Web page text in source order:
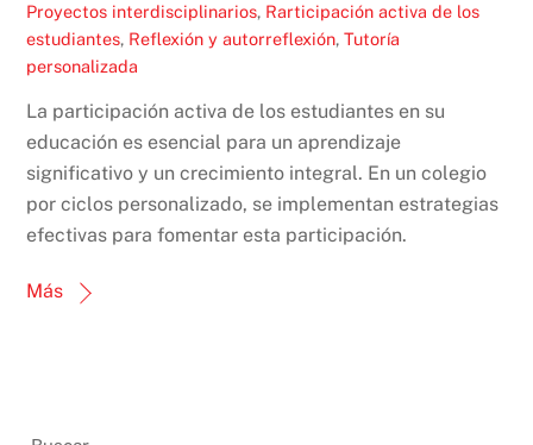
Proyectos interdisciplinarios, Rarticipación activa de los
estudiantes, Reflexión y autorreflexión,Tutoría
personalizada
La participación activa de los estudiantes en su
educación es esencial para un aprendizaje
significativo y un crecimiento integral. En un colegio
por ciclos personalizado, se implementan estrategias
efectivas para fomentar esta participación.
Más